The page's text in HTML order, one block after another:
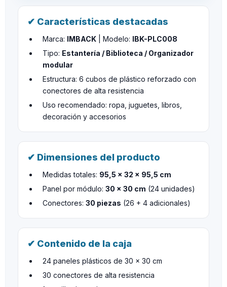
✔ Características destacadas
Marca: IMBACK | Modelo: IBK-PLC008
Tipo: Estantería / Biblioteca / Organizador
modular
Estructura: 6 cubos de plástico reforzado con
conectores de alta resistencia
Uso recomendado: ropa, juguetes, libros,
decoración y accesorios
✔ Dimensiones del producto
Medidas totales: 95,5 × 32 × 95,5 cm
Panel por módulo: 30 × 30 cm (24 unidades)
Conectores: 30 piezas (26 + 4 adicionales)
✔ Contenido de la caja
24 paneles plásticos de 30 × 30 cm
30 conectores de alta resistencia